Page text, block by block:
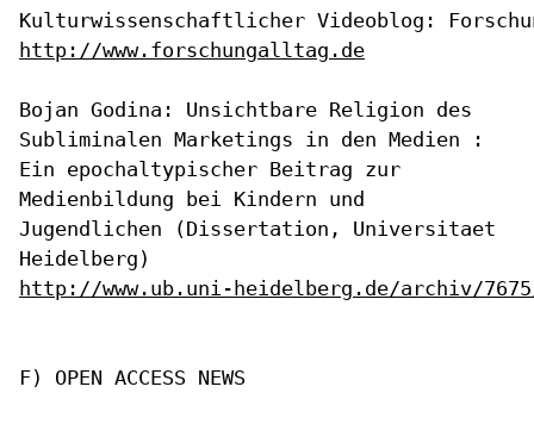
http://www.forschungalltag.de
Bojan Godina: Unsichtbare Religion des
Subliminalen Marketings in den Medien :
Ein epochaltypischer Beitrag zur
Medienbildung bei Kindern und
Jugendlichen (Dissertation, Universitaet
Heidelberg)
http://www.ub.uni-heidelberg.de/archiv/
F) OPEN ACCESS NEWS